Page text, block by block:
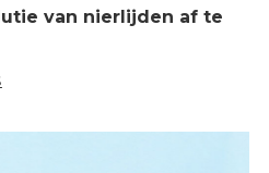
van nierlijden af te